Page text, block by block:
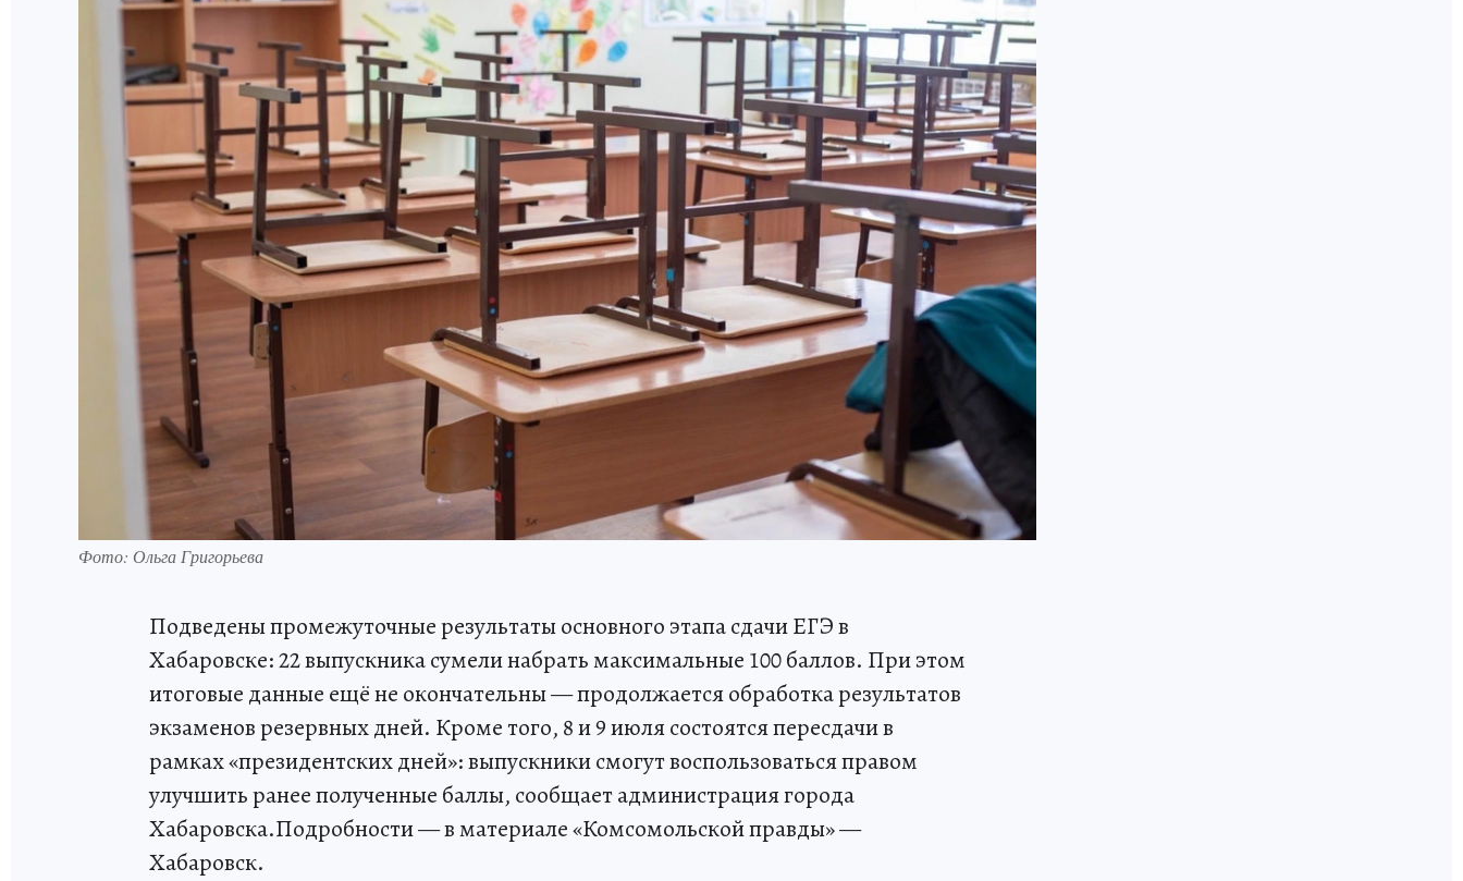
Фото: Ольга Григорьева
Подведены промежуточные результаты основного этапа сдачи ЕГЭ в
Хабаровске: 22 выпускника сумели набрать максимальные 100 баллов. При этом
итоговые данные ещё не окончательны — продолжается обработка результатов
экзаменов резервных дней. Кроме того, 8 и 9 июля состоятся пересдачи в
рамках «президентских дней»: выпускники смогут воспользоваться правом
улучшить ранее полученные баллы, сообщает администрация города
Хабаровска.Подробности — в материале «Комсомольской правды» —
Хабаровск.